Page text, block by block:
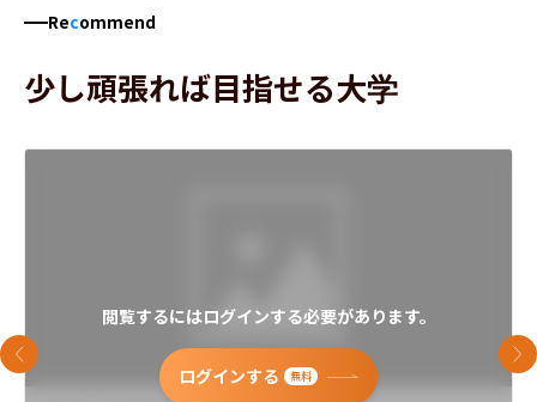
Recommend
少し頑張れば目指せる大学
閲覧するにはログインする必要があります。
ログインする 無料
前のスライド 次